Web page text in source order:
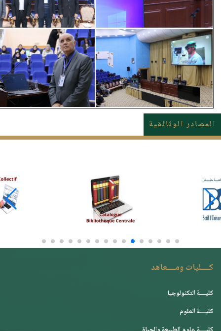
المصادر الوثائقية
كــــليات ومــــعاهد
كليــــة التكنولوجيا
كليــــة العلوم